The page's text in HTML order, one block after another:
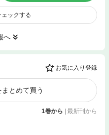
ックする
へ
お気に入り登録
とめて買う
1巻から 最新刊から